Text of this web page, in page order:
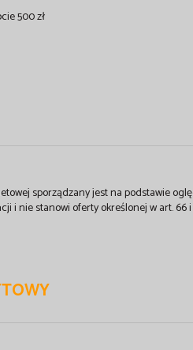
500 zł
sporządzany jest na podstawie
i nie stanowi oferty określonej w art. 66